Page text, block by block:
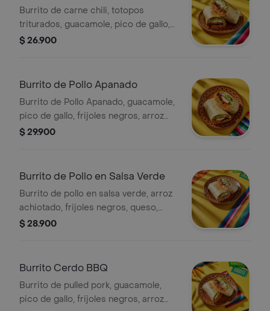
Burrito de carne chili, totopos
triturados, guacamole, pico de gallo,
frijoles negros, arroz achiote, queso y
$ 26.900
Burrito de Pollo Apanado
Burrito de Pollo Apanado, guacamole,
pico de gallo, frijoles negros, arroz
achiote, lechuga y queso.
$ 29.900
Burrito de Pollo en Salsa Verde
Burrito de pollo en salsa verde, arroz
achiotado, frijoles negros, queso,
guacamole, pico de gallo, lechuga y
$ 28.900
Burrito Cerdo BBQ
Burrito de pulled pork, guacamole,
pico de gallo, frijoles negros, arroz